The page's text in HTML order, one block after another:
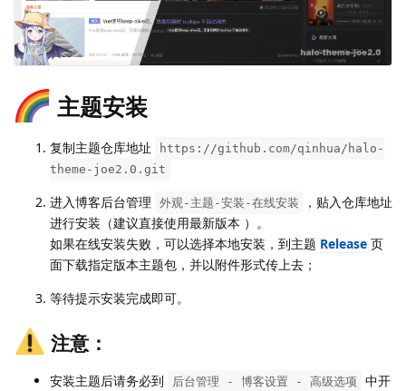
主题安装
复制主题仓库地址
https://github.com/qinhua/halo-
theme-joe2.0.git
进入博客后台管理 外观-主题-安装-在线安装
，贴入仓库地址
进行安装（建议直接使用最新版本 ）。
如果在线安装失败，可以选择本地安装，到主题 Release 页
面下载指定版本主题包，并以附件形式传上去；
等待提示安装完成即可。
注意：
安装主题后请务必到 后台管理 - 博客设置 - 高级选项
中开